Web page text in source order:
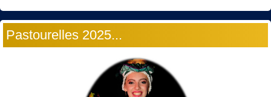
Pastourelles 2025...